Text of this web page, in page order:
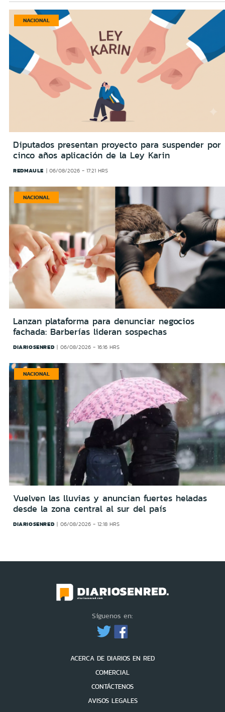
NACIONAL
Diputados presentan proyecto para suspender por
cinco años aplicación de la Ley Karin
REDMAULE 06/08/2026 - 17:21 HRS
NACIONAL
Lanzan plataforma para denunciar negocios
fachada: Barberías lideran sospechas
DIARIOSENRED 06/08/2026 - 16:16 HRS
NACIONAL
Vuelven las lluvias y anuncian fuertes heladas
desde la zona central al sur del país
DIARIOSENRED 06/08/2026 - 12:18 HRS
Síguenos en:
ACERCA DE DIARIOS EN RED
COMERCIAL
CONTÁCTENOS
AVISOS LEGALES